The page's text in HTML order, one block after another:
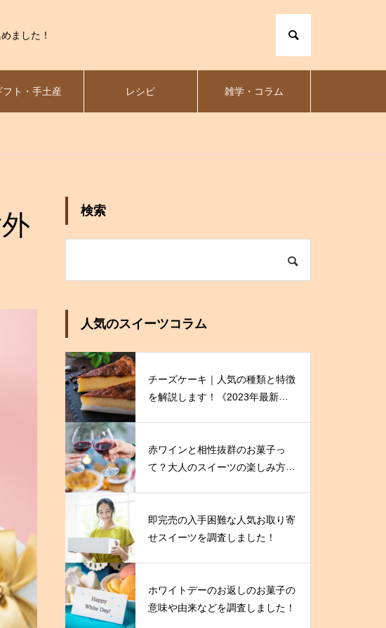
ました！
フト・手土産 レシピ 雑学・コラム
検索
人気のスイーツコラム
チーズケーキ｜人気の種類と特徴
を解説します！《2023年最新
赤ワインと相性抜群のお菓子っ
て？大人のスイーツの楽しみ方を
即完売の入手困難な人気お取り寄
せスイーツを調査しました！
ホワイトデーのお返しのお菓子の
意味や由来などを調査しました！